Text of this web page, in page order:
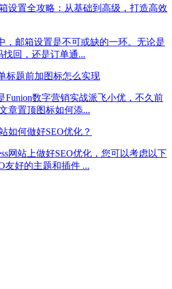
箱设置全攻略：从基础到高级，打造高效
，邮箱设置是不可或缺的一环。无论是
找回，还是订单通...
标题前加图标怎么实现
Funion数字营销实战派飞小优，不久前
章置顶图标如何添...
如何做好SEO优化？
网站上做好SEO优化，您可以考虑以下
友好的主题和插件 ...